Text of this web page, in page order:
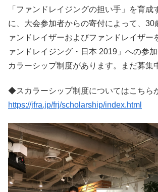
「ファンドレイジングの担い手」を育成
に、大会参加者からの寄付によって、30
ァンドレイザーおよびファンドレイザー
ァンドレイジング・日本 2019」への参
カラーシップ制度があります。まだ募集
◆スカラーシップ制度についてはこちら
https://jfra.jp/frj/scholarship/index.html